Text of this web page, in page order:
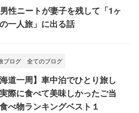
性ニートが妻子を残して「1ヶ
一人旅」に出る話
ブログ 全てのブログ
海道一周】車中泊でひとり旅し
際に食べて美味しかったご当
べ物ランキングベスト１